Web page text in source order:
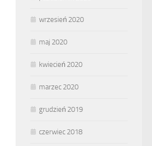
wrzesień 2020
maj 2020
kwiecień 2020
marzec 2020
grudzień 2019
czerwiec 2018